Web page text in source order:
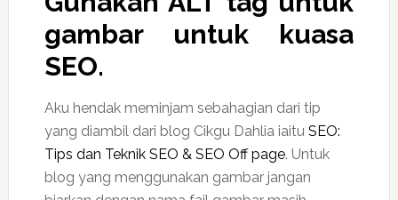
gambar untuk kuasa
SEO.
Aku hendak meminjam sebahagian dari tip
yang diambil dari blog Cikgu Dahlia iaitu SEO:
Tips dan Teknik SEO & SEO Off page. Untuk
blog yang menggunakan gambar jangan